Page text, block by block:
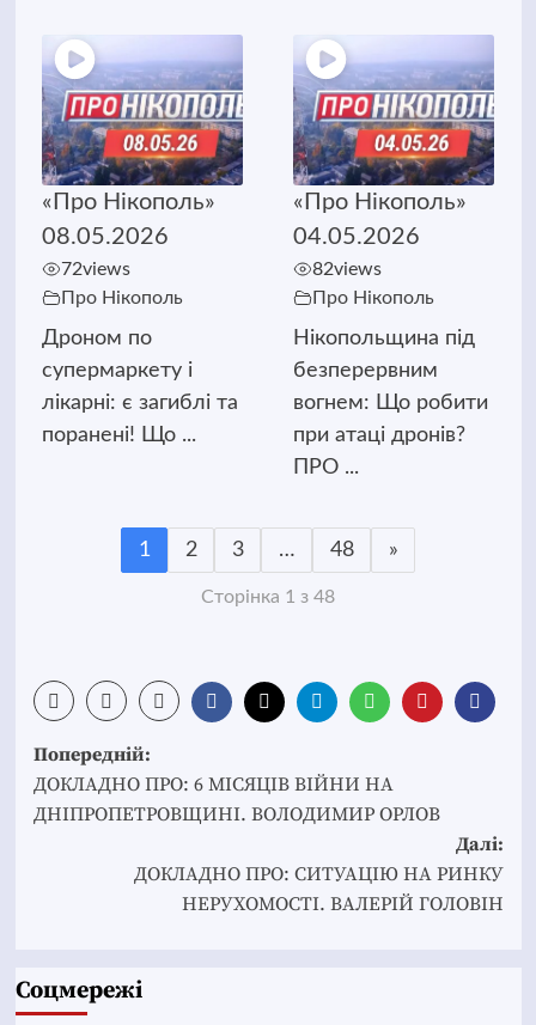
«Про Нікополь»
08.05.2026
72views
Про Нікополь
Дроном по
супермаркету і
лікарні: є загиблі та
поранені! Що ...
«Про Нікополь»
04.05.2026
82views
Про Нікополь
Нікопольщина під
безперервним
вогнем: Що робити
при атаці дронів?
ПРО ...
1 2 3 … 48 »
Сторінка 1 з 48
Post
navigation
Попередній:
ДОКЛАДНО ПРО: 6 МІСЯЦІВ ВІЙНИ НА
ДНІПРОПЕТРОВЩИНІ. ВОЛОДИМИР ОРЛОВ
Далі:
ДОКЛАДНО ПРО: СИТУАЦІЮ НА РИНКУ
НЕРУХОМОСТІ. ВАЛЕРІЙ ГОЛОВІН
Соцмережі